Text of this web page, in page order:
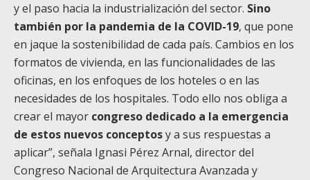
y el paso hacia la industrialización del sector. Sino
también por la pandemia de la COVID-19, que pone
en jaque la sostenibilidad de cada país. Cambios en los
formatos de vivienda, en las funcionalidades de las
oficinas, en los enfoques de los hoteles o en las
necesidades de los hospitales. Todo ello nos obliga a
crear el mayor congreso dedicado a la emergencia
de estos nuevos conceptosy a sus respuestas a
aplicar”, señala Ignasi Pérez Arnal, director del
Congreso Nacional de Arquitectura Avanzada y